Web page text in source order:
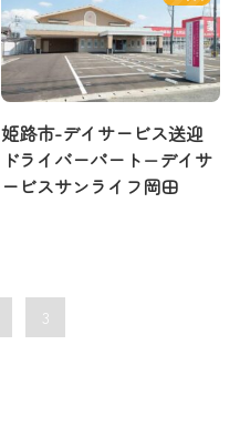
姫路市-デイサービス送迎
ドライバーパート−デイサ
ービスサンライフ岡田
3